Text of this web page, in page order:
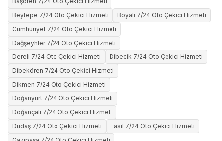
Beytepe 7/24 Oto Çekici Hizmeti
Boyalı 7/24 Oto Çekici Hizmeti
Cumhuriyet 7/24 Oto Çekici Hizmeti
Dağşeyhler 7/24 Oto Çekici Hizmeti
Dereli 7/24 Oto Çekici Hizmeti
Dibecik 7/24 Oto Çekici Hizmeti
Dibekören 7/24 Oto Çekici Hizmeti
Dikmen 7/24 Oto Çekici Hizmeti
Doğanyurt 7/24 Oto Çekici Hizmeti
Doğançalı 7/24 Oto Çekici Hizmeti
Dudaş 7/24 Oto Çekici Hizmeti
Fasıl 7/24 Oto Çekici Hizmeti